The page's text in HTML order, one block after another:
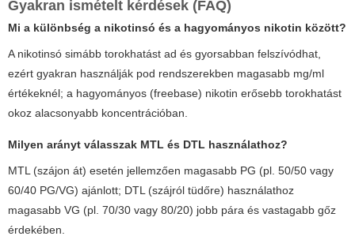
Gyakran ismételt kérdések (FAQ)
Mi a különbség a nikotinsó és a hagyományos nikotin között?
A nikotinsó simább torokhatást ad és gyorsabban felszívódhat,
ezért gyakran használják pod rendszerekben magasabb mg/ml
értékeknél; a hagyományos (freebase) nikotin erősebb torokhatást
okoz alacsonyabb koncentrációban.
Milyen arányt válasszak MTL és DTL használathoz?
MTL (szájon át) esetén jellemzően magasabb PG (pl. 50/50 vagy
60/40 PG/VG) ajánlott; DTL (szájról tüdőre) használathoz
magasabb VG (pl. 70/30 vagy 80/20) jobb pára és vastagabb gőz
érdekében.